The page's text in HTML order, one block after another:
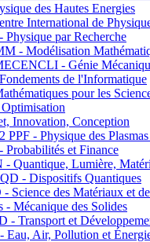
des Hautes Energies
International de
par Recherche
- Modélisation
- Génie
de l'Informatique
pour les
Innovation, Conception
- Physique des Plasmas
et Finance
Lumière,
- Dispositifs Quantiques
des Matériaux et
Mécanique des Solides
Transport et
Air, Pollution et